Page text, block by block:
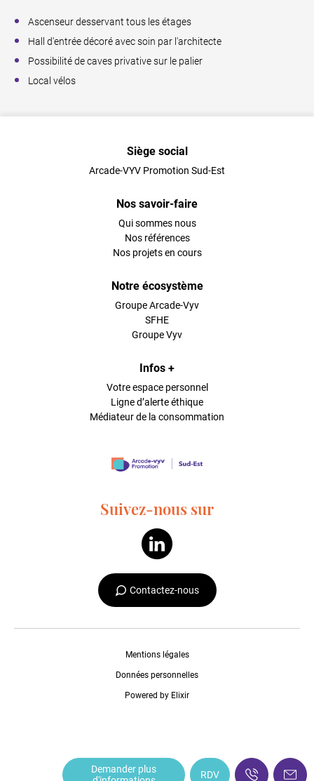
Ascenseur desservant tous les étages
Hall d'entrée décoré avec soin par l'architecte
Possibilité de caves privative sur le palier
Local vélos
Siège social
Arcade-VYV Promotion Sud-Est
Nos savoir-faire
Qui sommes nous
Nos références
Nos projets en cours
Notre écosystème
Groupe Arcade-Vyv
SFHE
Groupe Vyv
Infos +
Votre espace personnel
Ligne d’alerte éthique
Médiateur de la consommation
Suivez-nous sur
Contactez-nous
Mentions légales
Données personnelles
Powered by Elixir
Demander plus
RDV